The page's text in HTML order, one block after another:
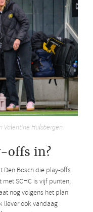
Hulsbergen.
offs in?
Bosch die play-offs
SCHC is vijf punten,
nog volgens het plan
liever ook vandaag